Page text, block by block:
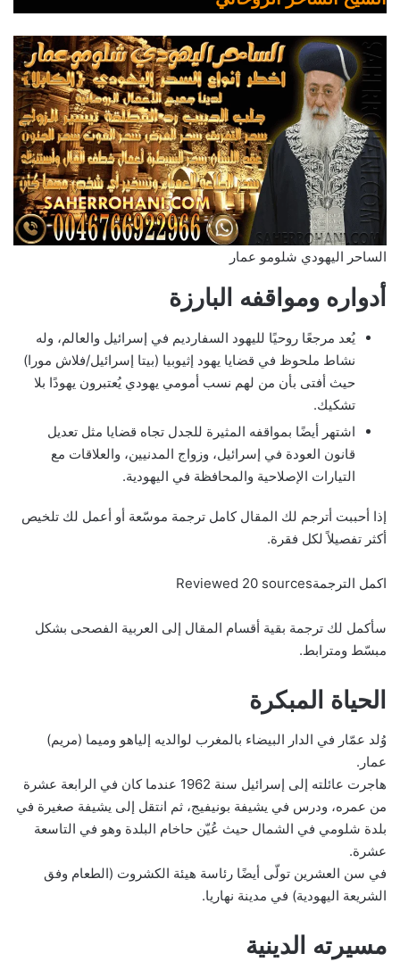
الساحر اليهودي شلومو عمار
أدواره ومواقفه البارزة
يُعد مرجعًا روحيًا لليهود السفارديم في إسرائيل والعالم، وله
نشاط ملحوظ في قضايا يهود إثيوبيا (بيتا إسرائيل/فلاش مورا)
حيث أفتى بأن من لهم نسب أمومي يهودي يُعتبرون يهودًا بلا
تشكيك.
اشتهر أيضًا بمواقفه المثيرة للجدل تجاه قضايا مثل تعديل
قانون العودة في إسرائيل، وزواج المدنيين، والعلاقات مع
التيارات الإصلاحية والمحافظة في اليهودية.
إذا أحببت أترجم لك المقال كامل ترجمة موسّعة أو أعمل لك تلخيص
أكثر تفصيلاً لكل فقرة.
اكمل الترجمةReviewed 20 sources
سأكمل لك ترجمة بقية أقسام المقال إلى العربية الفصحى بشكل
مبسّط ومترابط.
الحياة المبكرة
وُلد عمّار في الدار البيضاء بالمغرب لوالديه إلياهو وميما (مريم)
عمار.
هاجرت عائلته إلى إسرائيل سنة 1962 عندما كان في الرابعة عشرة
من عمره، ودرس في يشيفة بونيفيج، ثم انتقل إلى يشيفة صغيرة في
بلدة شلومي في الشمال حيث عُيّن حاخام البلدة وهو في التاسعة
عشرة.
في سن العشرين تولّى أيضًا رئاسة هيئة الكشروت (الطعام وفق
الشريعة اليهودية) في مدينة نهاريا.
مسيرته الدينية